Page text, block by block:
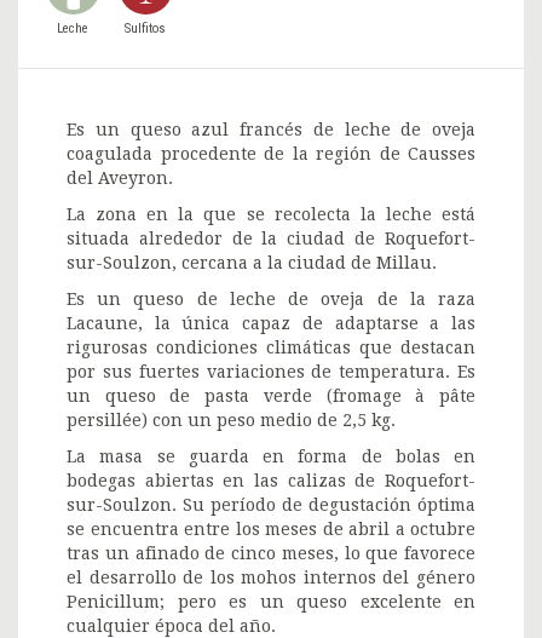
Leche Sulfitos
Es un queso azul francés de leche de oveja
coagulada procedente de la región de Causses
del Aveyron.
La zona en la que se recolecta la leche está
situada alrededor de la ciudad de Roquefort-
sur-Soulzon, cercana a la ciudad de Millau.
Es un queso de leche de oveja de la raza
Lacaune, la única capaz de adaptarse a las
rigurosas condiciones climáticas que destacan
por sus fuertes variaciones de temperatura. Es
un queso de pasta verde (fromage à pâte
persillée) con un peso medio de 2,5 kg.
La masa se guarda en forma de bolas en
bodegas abiertas en las calizas de Roquefort-
sur-Soulzon. Su período de degustación óptima
se encuentra entre los meses de abril a octubre
tras un afinado de cinco meses, lo que favorece
el desarrollo de los mohos internos del género
Penicillum; pero es un queso excelente en
cualquier época del año.